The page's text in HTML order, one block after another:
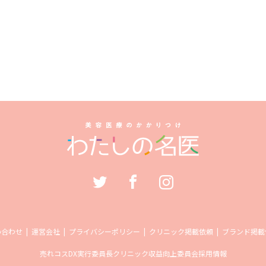
わせ 運営会社 プライバシーポリシー クリニック掲載依頼 ブランド掲
売れコスDX実行委員長クリニック収益向上委員会採用情報